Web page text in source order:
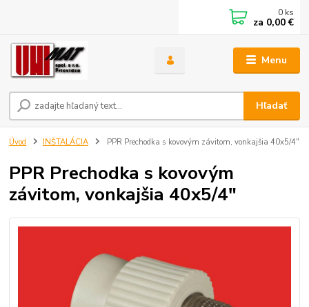
Menu
Hľadať
0 ks
za 0,00 €
Úvod INŠTALÁCIA PPR Prechodka s kovovým závitom, vonkajšia 40x5/4"
PPR Prechodka s kovovým
závitom, vonkajšia 40x5/4"